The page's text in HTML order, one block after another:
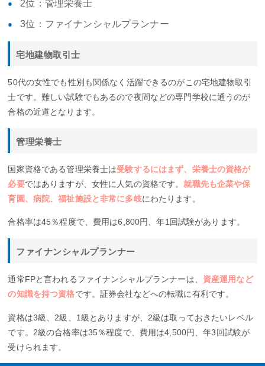
2位：管理栄養士
3位：ファイナンシャルプランナー
宅地建物取引士
50代の女性でも性別も関係なく活躍できるのがこの宅地建物取引
士です。難しい試験でもあるので夜間などの専門学校に通うのが
合格の近道となります。
管理栄養士
国家資格である管理栄養士は受験するにはまず、栄養士の資格が
必要ではありますが、女性に人気の資格です。就職先も企業や保
育園、病院、福祉施設と非常に多岐にわたります。
合格率は45％程度で、費用は6,800円、年1回試験があります。
ファイナンシャルプランナー
通常FPと言われるファイナンシャルプランナーは、 資産運用など
の知識を持つ資格です。証券会社などへの転職に有利です。
資格は3級、2級、1級とありますが、2級は取っておきたいレベル
です。2級の合格率は35％程度で、費用は4,500円、年3回試験が
受けられます。